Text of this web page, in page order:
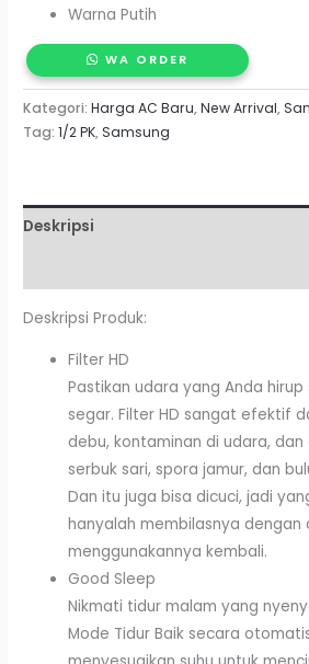
Warna Putih
WA ORDER
Kategori:Harga AC Baru,New Arrival,
Tag:1/2 PK,Samsung
Deskripsi
Deskripsi Produk:
Filter HD
Pastikan udara yang Anda hirup
segar. Filter HD sangat efektif
debu, kontaminan di udara,
serbuk sari, spora jamur, dan
Dan itu juga bisa dicuci, jadi
hanyalah membilasnya dengan
menggunakannya kembali.
Good Sleep
Nikmati tidur malam yang
Mode Tidur Baik secara